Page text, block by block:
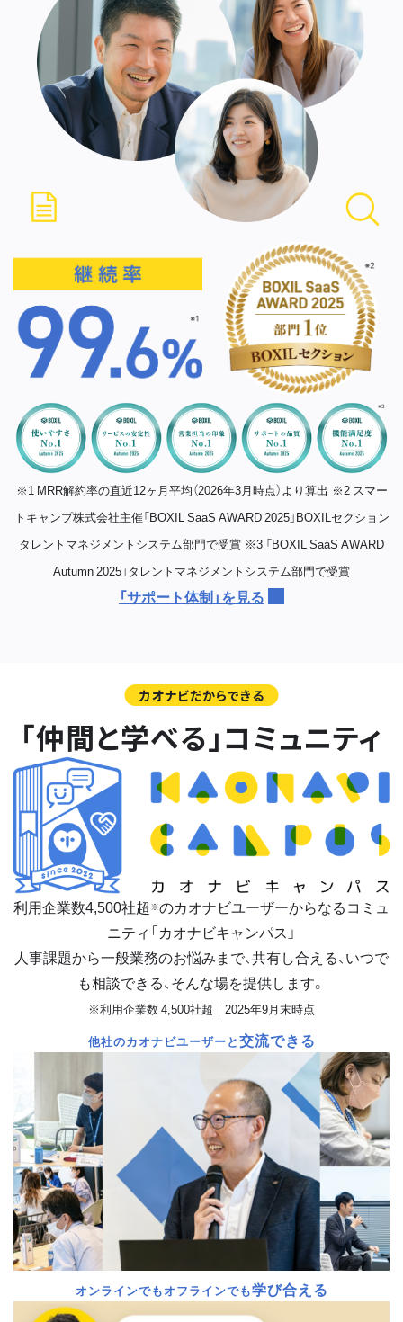
※1 MRR解約率の直近12ヶ月平均（2026年3月時点）より算出 ※2 スマー
トキャンプ株式会社主催「BOXIL SaaS AWARD 2025」BOXILセクション
タレントマネジメントシステム部門で受賞 ※3 「BOXIL SaaS AWARD
Autumn 2025」タレントマネジメントシステム部門で受賞
「サポート体制」を見る
カオナビだからできる
「仲間と学べる」コミュニティ
利用企業数4,500社超 ※のカオナビユーザーからなるコミュ
ニティ「カオナビキャンパス」
人事課題から一般業務のお悩みまで、共有し合える、いつで
も相談できる、そんな場を提供します。
※利用企業数 4,500社超｜2025年9月末時点
他社のカオナビユーザーと交流できる
オンラインでもオフラインでも学び合える